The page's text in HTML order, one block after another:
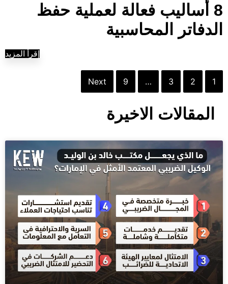
8 أساليب فعالة لعملية حفظ
الدفاتر المحاسبية
إقرأ المزيد
1
2
3
…
9
Next
المقالات الاخيرة